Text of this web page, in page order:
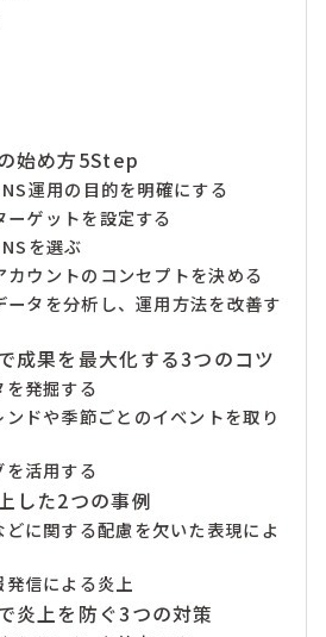
始め方5Step
運用の目的を明確にする
ゲットを設定する
を選ぶ
ウントのコンセプトを決める
タを分析し、運用方法を改善す
成果を最大化する3つのコツ
発掘する
ドや季節ごとのイベントを取り
活用する
した2つの事例
に関する配慮を欠いた表現によ
信による炎上
炎上を防ぐ3つの対策